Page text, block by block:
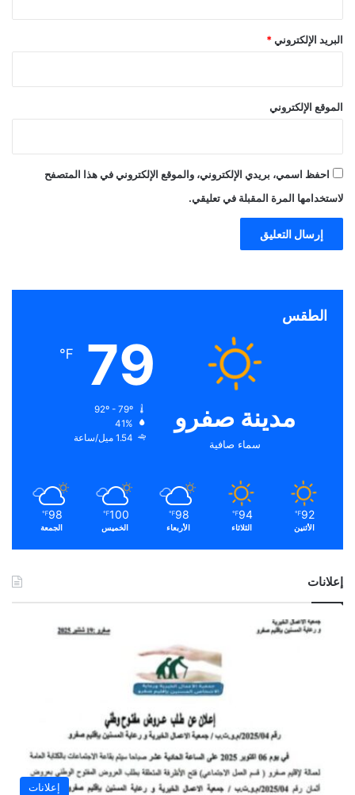
البريد الإلكتروني *
الموقع الإلكتروني
احفظ اسمي، بريدي الإلكتروني، والموقع الإلكتروني في هذا المتصفح
لاستخدامها المرة المقبلة في تعليقي.
الطقس
مدينة صفرو
سماء صافية
79
℉
41%
1.54 ميل/ساعة
92
℉
الأثنين
94
℉
الثلاثاء
98
℉
الأربعاء
100
℉
الخميس
98
℉
الجمعة
إعلانات
إعلانات